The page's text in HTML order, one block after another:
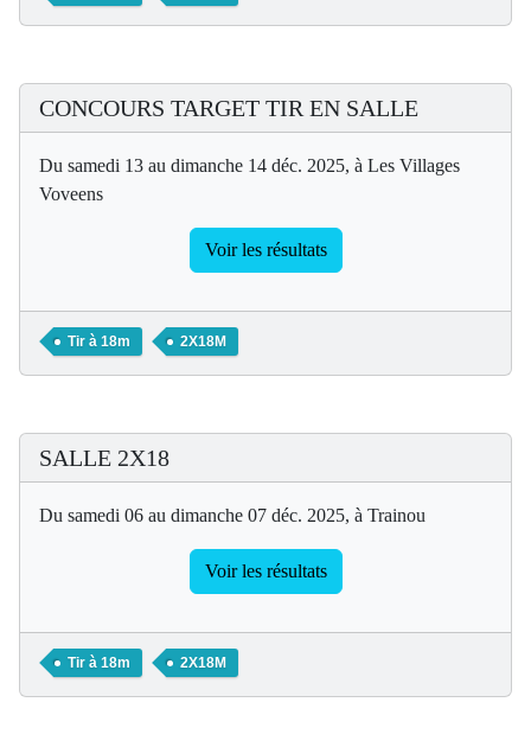
CONCOURS TARGET TIR EN SALLE
Du samedi 13 au dimanche 14 déc. 2025, à Les Villages
Voveens
Voir les résultats
Tir à 18m 2X18M
SALLE 2X18
Du samedi 06 au dimanche 07 déc. 2025, à Trainou
Voir les résultats
Tir à 18m 2X18M